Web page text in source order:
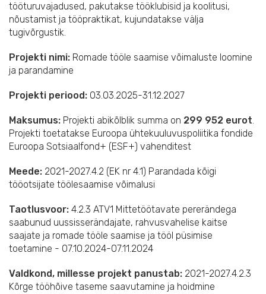
tööturuvajadused, pakutakse tööklubisid ja koolitusi,
nõustamist ja tööpraktikat, kujundatakse välja
tugivõrgustik.
Projekti nimi: Romade tööle saamise võimaluste loomine
ja parandamine
Projekti periood: 03.03.2025-31.12.2027
Maksumus: Projekti abikõlblik summa on 299 952 eurot.
Projekti toetatakse Euroopa ühtekuuluvuspoliitika fondide
Euroopa Sotsiaalfond+ (ESF+) vahenditest
Meede: 2021-2027.4.2 (EK nr 4.1) Parandada kõigi
tööotsijate töölesaamise võimalusi
Taotlusvoor: 4.2.3 ATV1 Mittetöötavate pererändega
saabunud uussisserändajate, rahvusvahelise kaitse
saajate ja romade tööle saamise ja tööl püsimise
toetamine - 07.10.2024-07.11.2024
Valdkond, millesse projekt panustab: 2021-2027.4.2.3
Kõrge tööhõive taseme saavutamine ja hoidmine